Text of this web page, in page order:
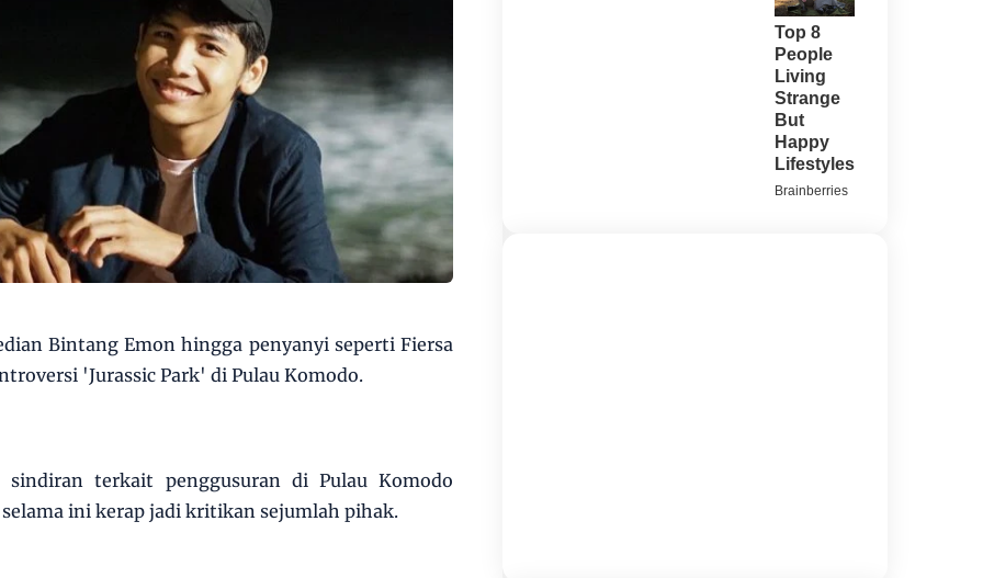
Bintang Emon hingga penyanyi seperti Fiersa
'Jurassic Park' di Pulau Komodo.
terkait penggusuran di Pulau Komodo
ini kerap jadi kritikan sejumlah pihak.